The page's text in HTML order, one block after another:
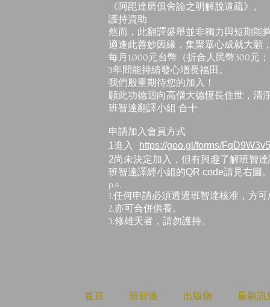
《阿毘達磨俱舍論之明解脫道疏》。
護持資助
然而，此翻譯盛舉並非獨力與短期能
適逢此善妙因緣，集聚眾心成就大願
每月1,000元台幣（折合人民幣300元
3年間能持續發心增長福田。
我們殷重期待您的加入！
願此功德迴向高僧大德恆長住世，清
班智達翻譯小組 合十
申請加入會員方式
1進入
https://goo.gl/forms/
2尚未決定加入，但有興趣了解班智
班智達譯經小組的QR code請見右圖
p.s.
1.任何申請必須透過班智達核准，方
2.亦可合併供養。
3.修雄天者，請勿護持。
首頁 班智達 出版物 最新訊